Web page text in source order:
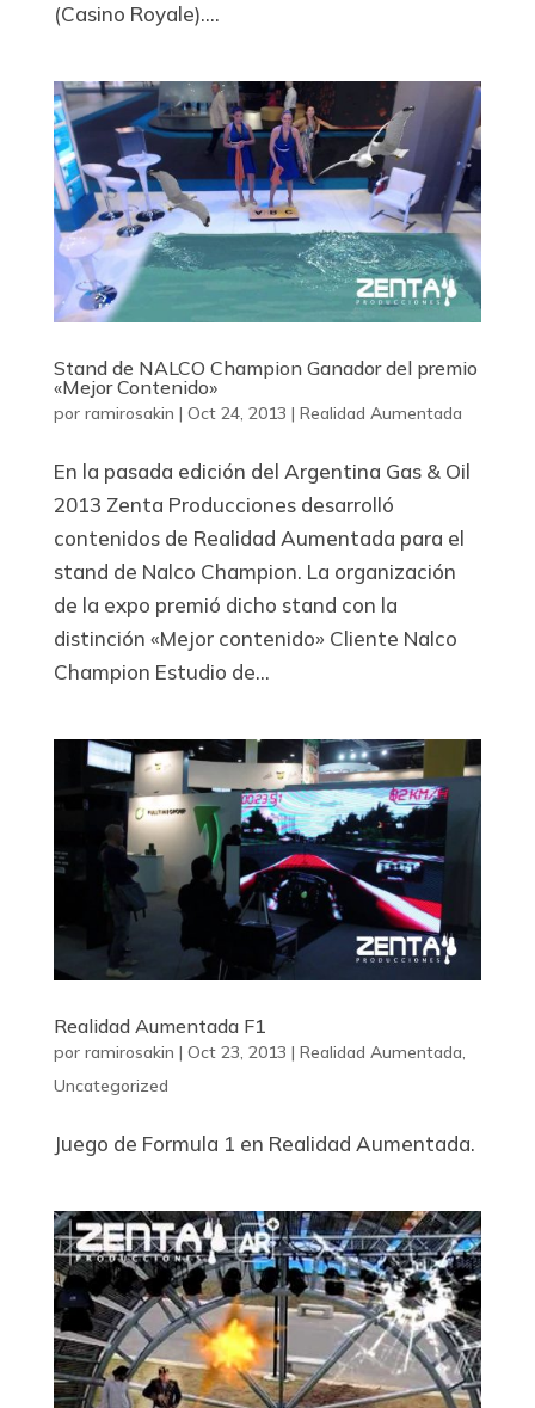
(Casino Royale)....
Stand de NALCO Champion Ganador del premio
«Mejor Contenido»
por ramirosakin | Oct 24, 2013 | Realidad Aumentada
En la pasada edición del Argentina Gas & Oil
2013 Zenta Producciones desarrolló
contenidos de Realidad Aumentada para el
stand de Nalco Champion. La organización
de la expo premió dicho stand con la
distinción «Mejor contenido» Cliente Nalco
Champion Estudio de...
Realidad Aumentada F1
por ramirosakin | Oct 23, 2013 | Realidad Aumentada,
Uncategorized
Juego de Formula 1 en Realidad Aumentada.